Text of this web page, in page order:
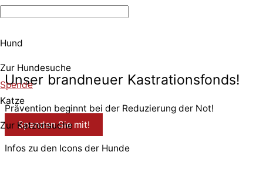
Hund
Zur Hundesuche
Spende
Katze
Zur Katzensuche
Unser brandneuer Kastrationsfonds!
Prävention beginnt bei der Reduzierung der Not!
Spenden Sie mit!
Infos zu den Icons der Hunde